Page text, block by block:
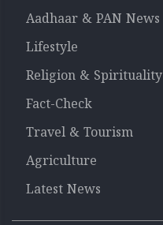
Aadhaar & PAN News
Lifestyle
Religion & Spirituality
Fact-Check
Travel & Tourism
Agriculture
Latest News